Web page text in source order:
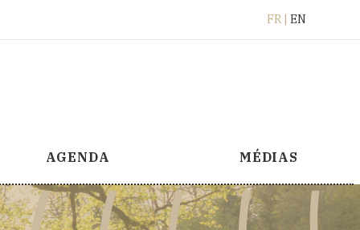
FRFrançais
ENEnglish
AGENDA MÉDIAS